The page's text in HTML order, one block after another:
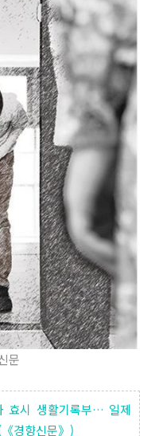
문
효시 생활기록부… 일제
경향신문》)